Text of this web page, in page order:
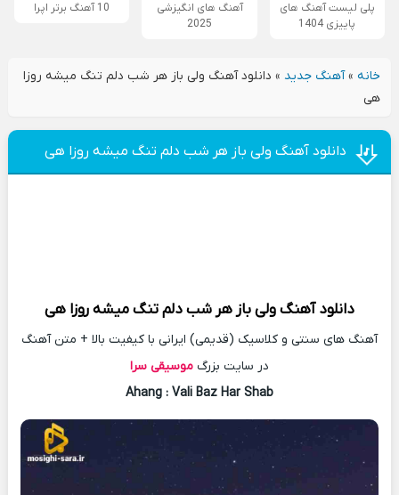
پلی لیست آهنگ های
پاییزی 1404
آهنگ های انگیزشی
2025
10 آهنگ برتر اپرا
خانه»آهنگ جدید » دانلود آهنگ ولی باز هر شب دلم تنگ میشه روزا
هی
دانلود آهنگ ولی باز هر شب دلم تنگ میشه روزا هی
دانلود آهنگولی باز هر شب دلم تنگ میشه روزا هی
آهنگ های سنتی و کلاسیک (قدیمی) ایرانی با کیفیت بالا + متن آهنگ
در سایت بزرگ موسیقی سرا
Ahang : Vali Baz Har Shab